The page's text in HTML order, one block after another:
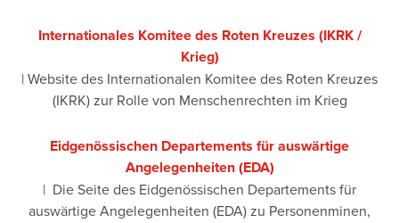
Internationales Komitee des Roten Kreuzes (IKRK /
Krieg)
| Website des Internationalen Komitee des Roten Kreuzes
(IKRK) zur Rolle von Menschenrechten im Krieg
Eidgenössischen Departements für auswärtige
Angelegenheiten (EDA)
| Die Seite des Eidgenössischen Departements für
auswärtige Angelegenheiten (EDA) zu Personenminen,